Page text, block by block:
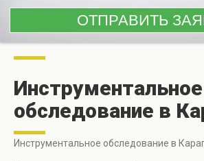
Инструментальное
обследование в
Инструментальное обследование в